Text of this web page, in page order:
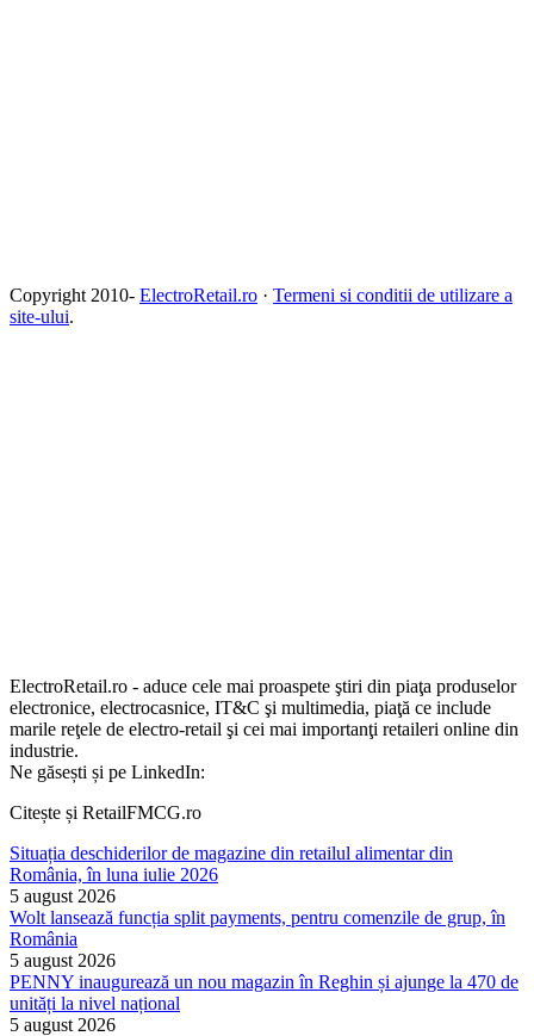
Copyright 2010- ElectroRetail.ro · Termeni si conditii de utilizare a
site-ului.
ElectroRetail.ro - aduce cele mai proaspete ştiri din piaţa produselor
electronice, electrocasnice, IT&C şi multimedia, piaţă ce include
marile reţele de electro-retail şi cei mai importanţi retaileri online din
industrie.
Ne găsești și pe LinkedIn:
Citește și RetailFMCG.ro
Situația deschiderilor de magazine din retailul alimentar din
România, în luna iulie 2026
5 august 2026
Wolt lansează funcția split payments, pentru comenzile de grup, în
România
5 august 2026
PENNY inaugurează un nou magazin în Reghin și ajunge la 470 de
unități la nivel național
5 august 2026